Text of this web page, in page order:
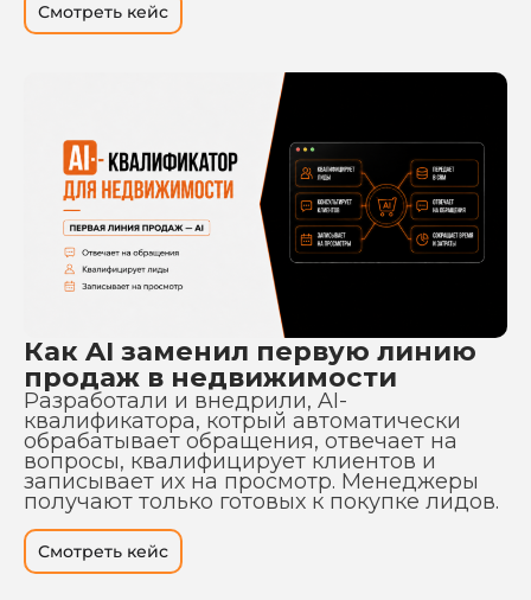
Смотреть кейс
Как AI заменил первую линию
продаж в недвижимости
Разработали и внедрили, AI-
квалификатора, котрый автоматически
обрабатывает обращения, отвечает на
вопросы, квалифицирует клиентов и
записывает их на просмотр. Менеджеры
получают только готовых к покупке лидов.
Смотреть кейс